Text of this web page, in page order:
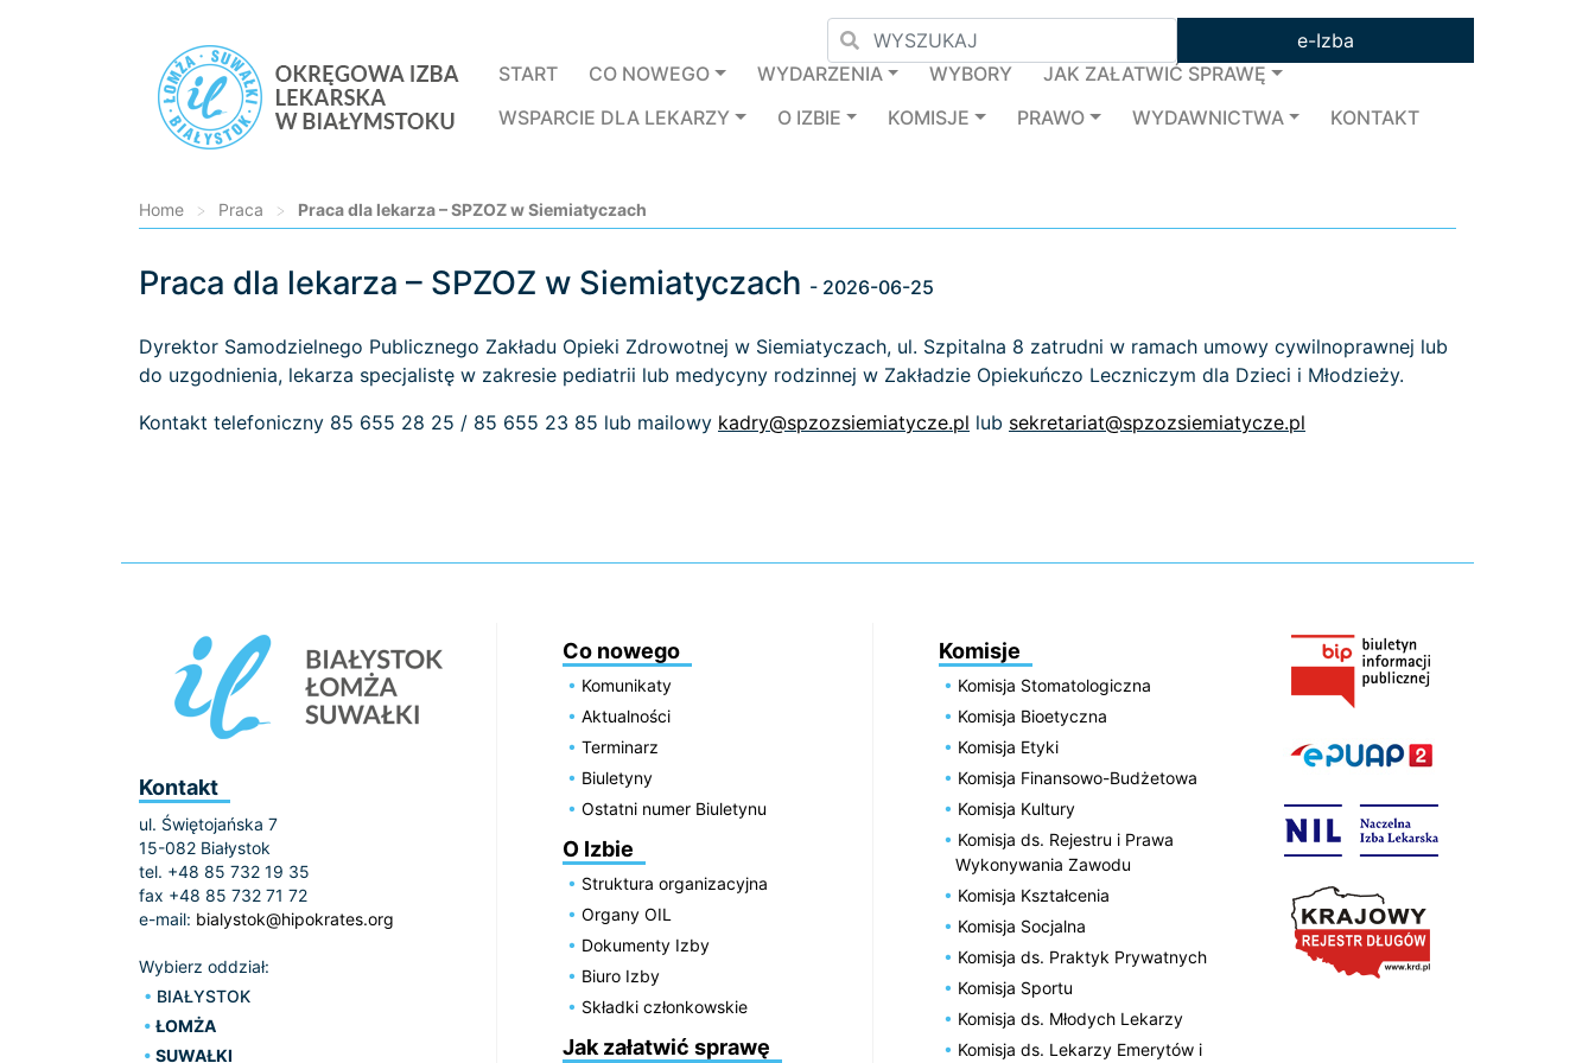
e-Izba
START
CO NOWEGO WYDARZENIA WYBORY
JAK ZAŁATWIĆ SPRAWĘ
WSPARCIE DLA LEKARZY
O IZBIE KOMISJE PRAWO WYDAWNICTWA KONTAKT
Home > Praca > Praca dla lekarza – SPZOZ w Siemiatyczach
Praca dla lekarza – SPZOZ w Siemiatyczach - 2026-06-25
Dyrektor Samodzielnego Publicznego Zakładu Opieki Zdrowotnej w Siemiatyczach, ul. Szpitalna 8 zatrudni w ramach umowy cywilnoprawnej lub
do uzgodnienia, lekarza specjalistę w zakresie pediatrii lub medycyny rodzinnej w Zakładzie Opiekuńczo Leczniczym dla Dzieci i Młodzieży.
Kontakt telefoniczny 85 655 28 25 / 85 655 23 85 lub mailowy kadry@spzozsiemiatycze.pl lub sekretariat@spzozsiemiatycze.pl
Kontakt
ul. Świętojańska 7
15-082 Białystok
tel. +48 85 732 19 35
fax +48 85 732 71 72
e-mail: bialystok@hipokrates.org
Wybierz oddział:
BIAŁYSTOK
ŁOMŻA
SUWAŁKI
Co nowego
Komunikaty
Aktualności
Terminarz
Biuletyny
Ostatni numer Biuletynu
O Izbie
Struktura organizacyjna
Organy OIL
Dokumenty Izby
Biuro Izby
Składki członkowskie
Jak załatwić sprawę
Komisje
Komisja Stomatologiczna
Komisja Bioetyczna
Komisja Etyki
Komisja Finansowo-Budżetowa
Komisja Kultury
Komisja ds. Rejestru i Prawa
Wykonywania Zawodu
Komisja Kształcenia
Komisja Socjalna
Komisja ds. Praktyk Prywatnych
Komisja Sportu
Komisja ds. Młodych Lekarzy
Komisja ds. Lekarzy Emerytów i